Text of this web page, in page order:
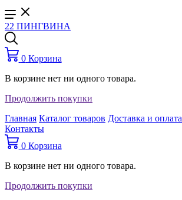
22 ПИНГВИНА
0 Корзина
В корзине нет ни одного товара.
Продолжить покупки
Главная Каталог товаров Доставка и оплата
Контакты
0 Корзина
В корзине нет ни одного товара.
Продолжить покупки